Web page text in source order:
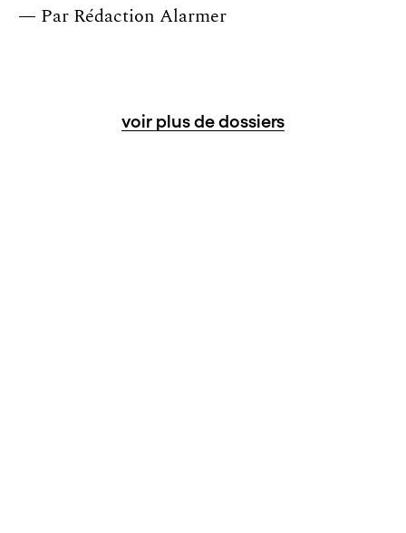
— Par Rédaction Alarmer
voir plus de dossiers